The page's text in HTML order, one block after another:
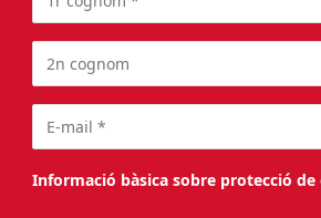
Informació bàsica sobre protecció de